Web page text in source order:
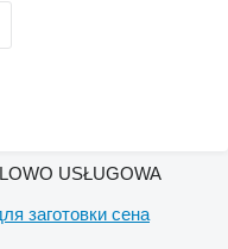
USŁUGOWA
заготовки сена